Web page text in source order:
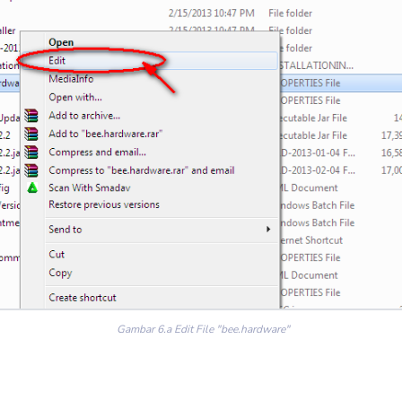
Gambar 6.a Edit File "bee.hardware"